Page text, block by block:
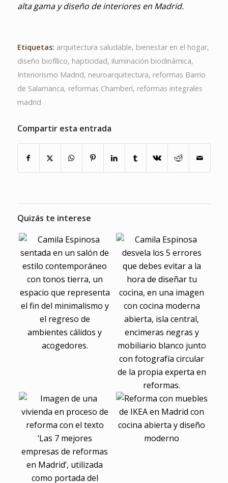
alta gama y diseño de interiores en Madrid.
Etiquetas: arquitectura saludable, bienestar en el hogar,
diseño biofílico, hapticidad, iluminación biodinámica,
Interiorismo Madrid, neuroarquitectura, reformas Barrio
de Salamanca, reformas Chamberí, reformas integrales
madrid
Compartir esta entrada
Quizás te interese